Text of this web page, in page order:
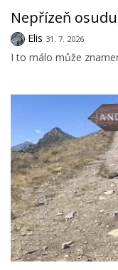
Nepřízeň
Elis 31. 7. 2026
I to málo může